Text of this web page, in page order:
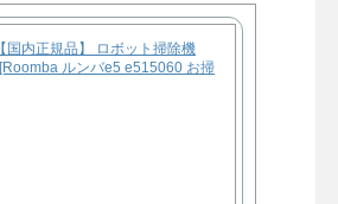
内正規品】 ロボット掃除機
ルンバe5 e515060 お掃